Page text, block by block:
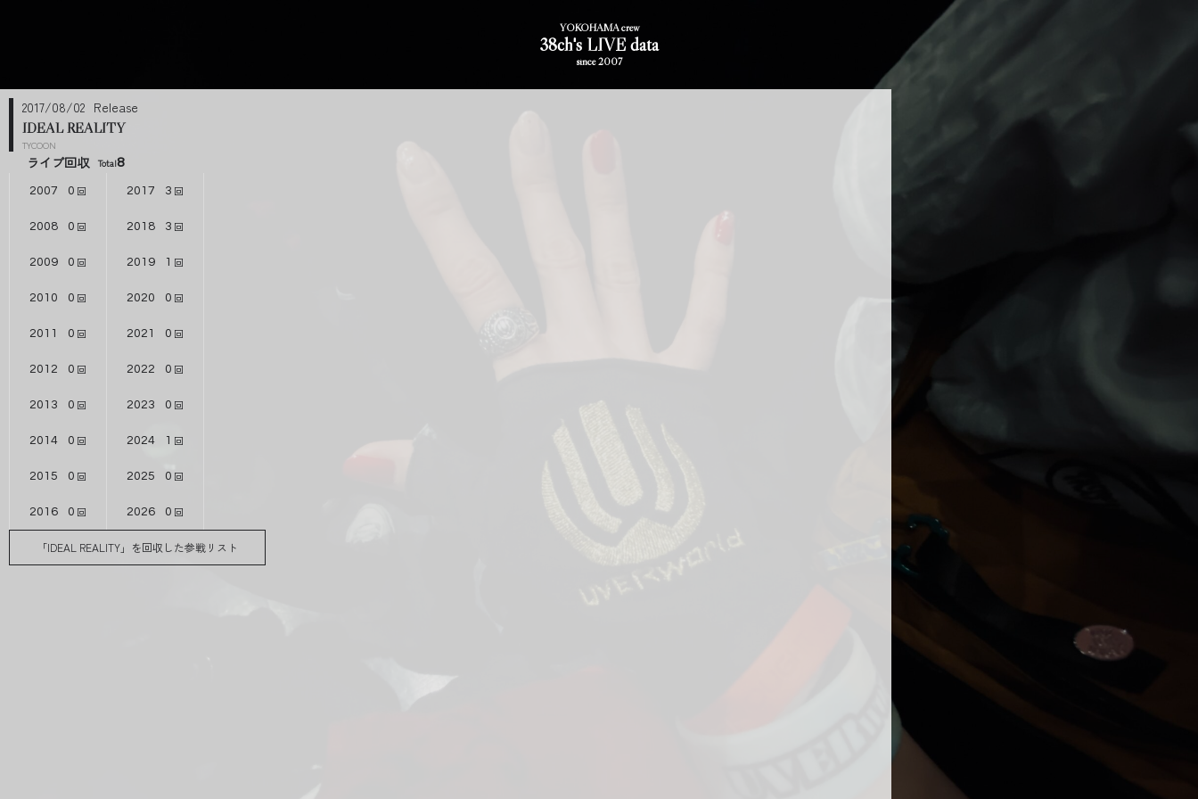
YOKOHAMA crew
38ch's LIVE data
since 2007
2017/08/02
IDEAL REALITY
TYCOON
ライブ回収 8
2007 0
2008 0
2009 0
2010 0
2011 0
2012 0
2013 0
2014 0
2015 0
2016 0
2017 3
2018 3
2019 1
2020 0
2021 0
2022 0
2023 0
2024 1
2025 0
2026 0
「IDEAL REALITY」を回収した参戦リスト